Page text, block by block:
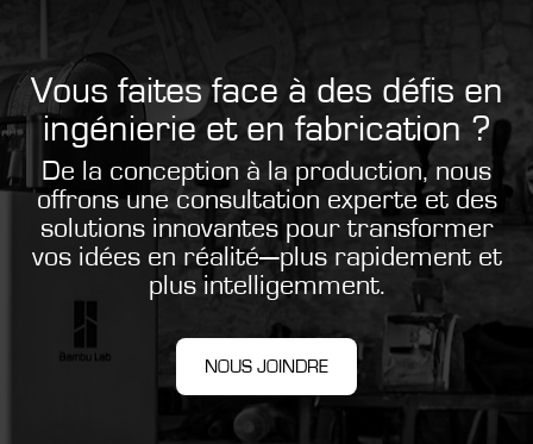
Vous faites face à des défis en
ingénierie et en fabrication ?
De la conception à la production, nous
offrons une consultation experte et des
solutions innovantes pour transformer
vos idées en réalité—plus rapidement et
plus intelligemment.
NOUS JOINDRE